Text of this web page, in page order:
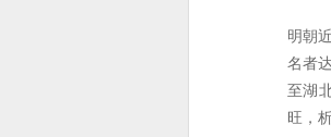
明朝
名者
至湖
旺，